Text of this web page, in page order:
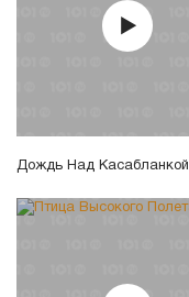
Дождь Над Касабланкой